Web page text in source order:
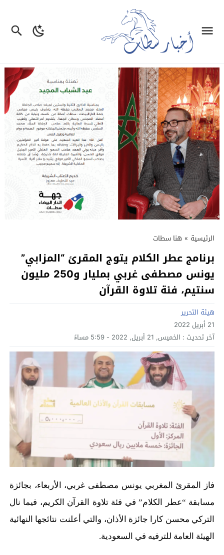
الرئيسية » هنا سطات
برنامج عطر الكلام يتوج المقرئ “المزابي”
يونس مصطفى غربي بمليار و250 مليون
سنتيم، فئة تلاوة القرآن
هيئة التحرير
21 أبريل 2022
آخر تحديث : الخميس, 21 أبريل, 2022 - 5:59 مساءً
فاز المقرئ المغربي يونس مصطفى غربي، الأربعاء، بجائزة
مسابقة “عطر الكلام” في فئة تلاوة القرآن الكريم، فيما نال
التركي محسن كارا جائزة الأذان، والتي أعلنت نتائجها النهائية
الهيئة العامة للترفيه في السعودية.